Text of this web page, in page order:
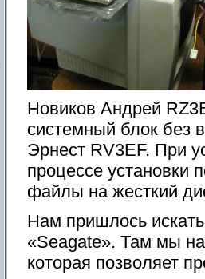
Новиков Андрей
системный блок без
Эрнест RV3EF. При
процессе установки
файлы на жесткий
Нам пришлось
«Seagate». Там мы
которая позволяет